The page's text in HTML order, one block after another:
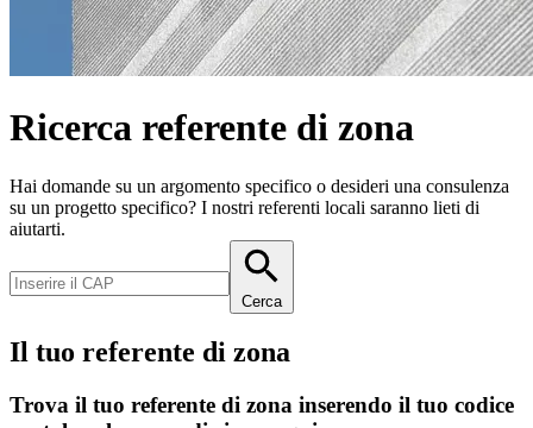
Ricerca referente di zona
Hai domande su un argomento specifico o desideri una consulenza
su un progetto specifico? I nostri referenti locali saranno lieti di
aiutarti.
Cerca
Il tuo referente di zona
Trova il tuo referente di zona inserendo il tuo codice